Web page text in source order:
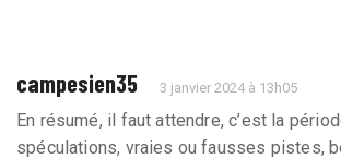
campesien35 3 janvier 2024 à 13h05
En résumé, il faut attendre, c’est la
spéculations, vraies ou fausses pistes,